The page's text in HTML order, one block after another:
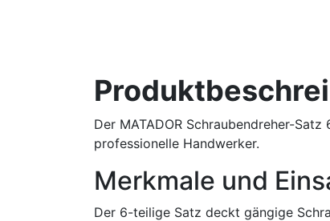
Der MATADOR Schraubendreher-
professionelle Handwerker.
Merkmale und
Der 6-teilige Satz deckt gängige